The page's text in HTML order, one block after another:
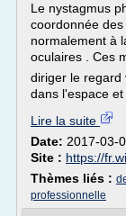
Le nystagmus
coordonnée
normalement à
oculaires . Ces
diriger le regard
dans l'espace et
Lire la suite
Date: 2017-03-
Site : https://
Thèmes liés :
professionnelle